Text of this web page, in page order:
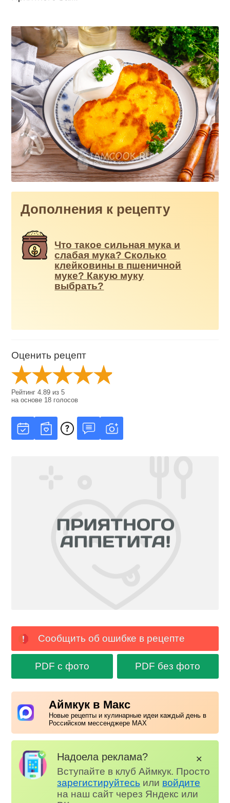
Дополнения к рецепту
Что такое сильная мука и
слабая мука? Сколько
клейковины в пшеничной
муке? Какую муку
выбрать?
Оценить рецепт
Рейтинг4.89 из5
на основе 18 голосов
Сообщить об ошибке в рецепте
PDF с фото PDF без фото
Аймкук в Макс
Новые рецепты и кулинарные идеи каждый день в
Российском мессенджере MAX
Надоела реклама?
Вступайте в клуб Аймкук. Просто
зарегистируйтесь или войдите
на наш сайт через Яндекс или
✕